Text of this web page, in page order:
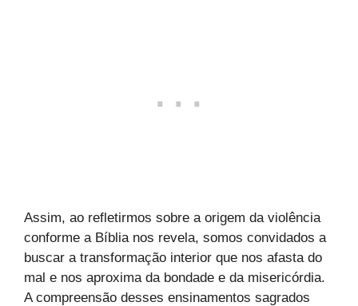
Assim, ao refletirmos sobre a origem da violência
conforme a Bíblia nos revela, somos convidados a
buscar a transformação interior que nos afasta do
mal e nos aproxima da bondade e da misericórdia.
A compreensão desses ensinamentos sagrados